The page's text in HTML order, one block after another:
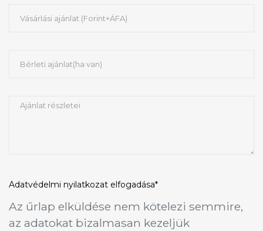
Adatvédelmi nyilatkozat elfogadása*
Az űrlap elküldése nem kötelezi semmire,
az adatokat bizalmasan kezeljük